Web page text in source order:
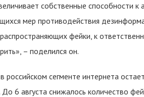
собственные способности
мер противодействия
фейки, к
– поделился он.
российском сегменте интернета
До 6 августа снижалось количество